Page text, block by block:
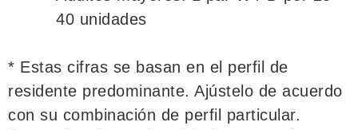
40 unidades
* Estas cifras se basan en el perfil de
residente predominante. Ajústelo de acuerdo
con su combinación de perfil particular.